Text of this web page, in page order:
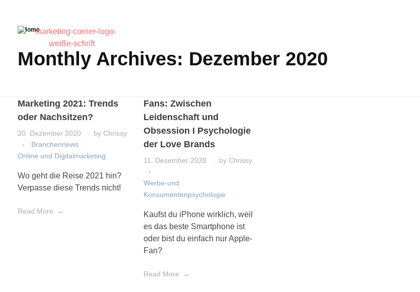
Home
Monthly Archives: Dezember 2020
Marketing 2021: Trends
oder Nachsitzen?
20. Dezember 2020 by Chrissy
Branchennews
Online und Digitalmarketing
Wo geht die Reise 2021 hin?
Verpasse diese Trends nicht!
Read More
Fans: Zwischen
Leidenschaft und
Obsession I Psychologie
der Love Brands
11. Dezember 2020 by Chrissy
Werbe-und
Konsumentenpsychologie
Kaufst du iPhone wirklich, weil
es das beste Smartphone ist
oder bist du einfach nur Apple-
Fan?
Read More